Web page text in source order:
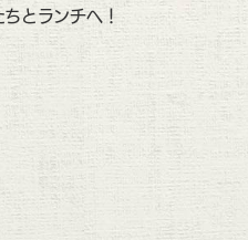
とランチへ！